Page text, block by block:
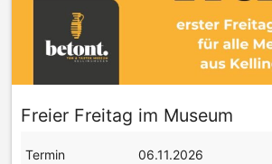
Freier Freitag im Museum
Termin 06.11.2026